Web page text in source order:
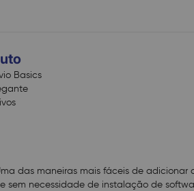
Basics
das maneiras mais fáceis de
sem necessidade de instalação de